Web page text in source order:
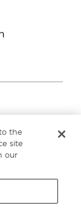
the
site
our